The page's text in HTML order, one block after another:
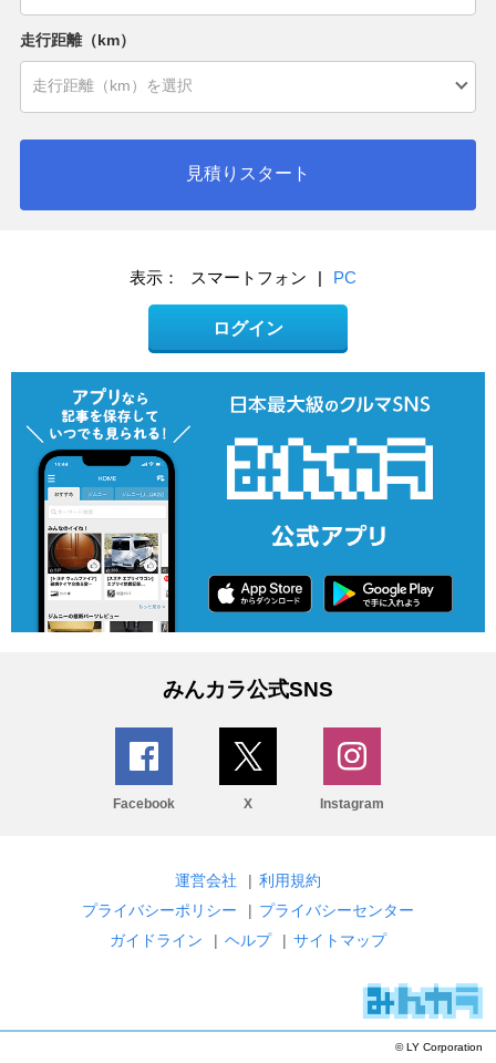
走行距離（km）
見積りスタート
表示： スマートフォン | PC
ログイン
みんカラ公式SNS
Facebook X Instagram
運営会社 | 利用規約
プライバシーポリシー
| プライバシーセンター
ガイドライン
| ヘルプ | サイトマップ
© LY Corporation